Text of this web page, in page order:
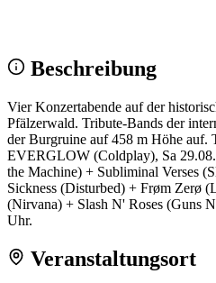
Beschreibung
Vier Konzertabende auf der
Pfälzerwald. Tribute-Bands der
der Burgruine auf 458 m Höhe auf.
EVERGLOW (Coldplay), Sa
the Machine) + Subliminal Verses
Sickness (Disturbed) + Frøm Zerø
(Nirvana) + Slash N' Roses (Guns
Uhr.
Veranstaltungsort